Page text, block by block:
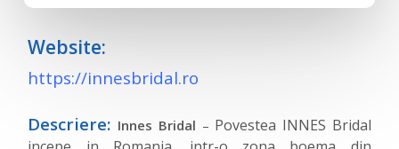
Website:
https://innesbridal.ro
Descriere: Innes Bridal – Povestea INNES Bridal